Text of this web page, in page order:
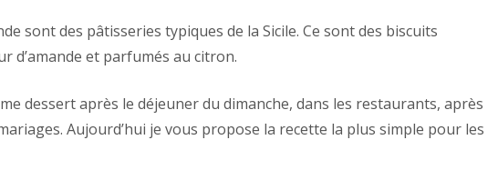
sont des pâtisseries typiques de la Sicile. Ce sont des biscuits
d’amande et parfumés au citron.
dessert après le déjeuner du dimanche, dans les restaurants, après
Aujourd’hui je vous propose la recette la plus simple pour les